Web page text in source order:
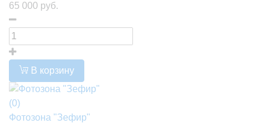
65 000 руб.
В корзину
(0)
Фотозона "Зефир"